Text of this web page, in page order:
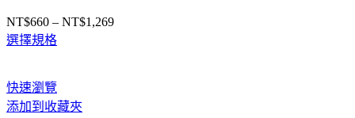
NT$660 – NT$1,269價
選擇規格
快速瀏覽
添加到收藏夾